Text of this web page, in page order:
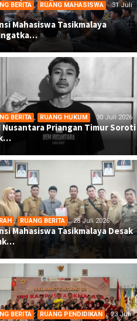
BERITA , RUANG MAHASISWA
31 Juli
Mahasiswa Tasikmalaya
BERITA , RUANG HUKUM 30 Juli 2026
Nusantara Priangan Timur Soroti
, RUANG BERITA 28 Juli 2026
Mahasiswa Tasikmalaya Desak
BERITA , RUANG PENDIDIKAN
23 Juli